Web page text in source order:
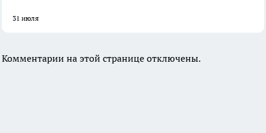
31 июля
Комментарии на этой странице отключены.